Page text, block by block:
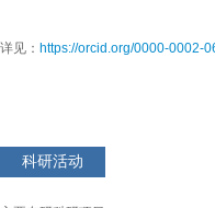
详见： https://orcid.org/0000-0002-
科研活动